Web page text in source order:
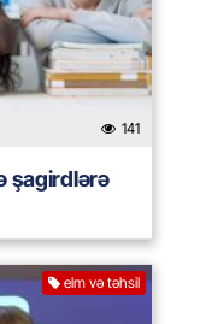
141
şagirdlərə
elm və təhsil